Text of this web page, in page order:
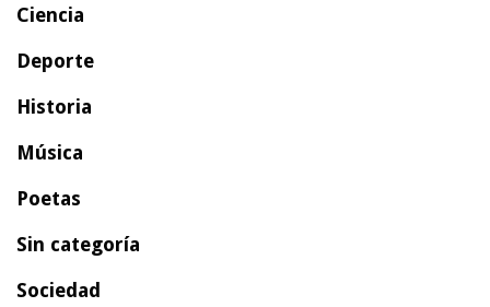
Ciencia
Deporte
Historia
Música
Poetas
Sin categoría
Sociedad